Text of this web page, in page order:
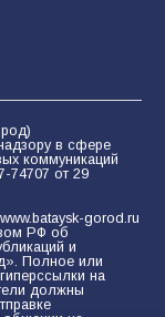
в сфере
коммуникаций
74707 от 29
gorod.ru
РФ об
и
Полное или
на
должны